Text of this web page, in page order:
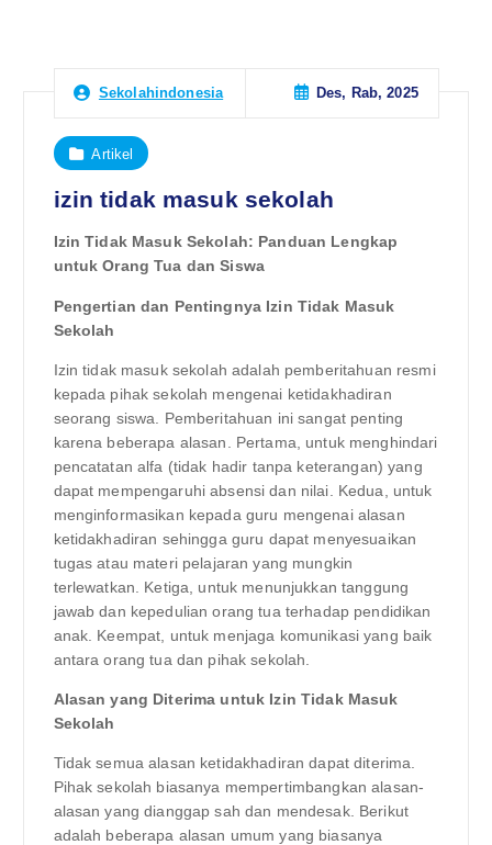
Sekolahindonesia Des, Rab, 2025
Artikel
izin tidak masuk sekolah
Izin Tidak Masuk Sekolah: Panduan Lengkap
untuk Orang Tua dan Siswa
Pengertian dan Pentingnya Izin Tidak Masuk
Sekolah
Izin tidak masuk sekolah adalah pemberitahuan resmi
kepada pihak sekolah mengenai ketidakhadiran
seorang siswa. Pemberitahuan ini sangat penting
karena beberapa alasan. Pertama, untuk menghindari
pencatatan alfa (tidak hadir tanpa keterangan) yang
dapat mempengaruhi absensi dan nilai. Kedua, untuk
menginformasikan kepada guru mengenai alasan
ketidakhadiran sehingga guru dapat menyesuaikan
tugas atau materi pelajaran yang mungkin
terlewatkan. Ketiga, untuk menunjukkan tanggung
jawab dan kepedulian orang tua terhadap pendidikan
anak. Keempat, untuk menjaga komunikasi yang baik
antara orang tua dan pihak sekolah.
Alasan yang Diterima untuk Izin Tidak Masuk
Sekolah
Tidak semua alasan ketidakhadiran dapat diterima.
Pihak sekolah biasanya mempertimbangkan alasan-
alasan yang dianggap sah dan mendesak. Berikut
adalah beberapa alasan umum yang biasanya